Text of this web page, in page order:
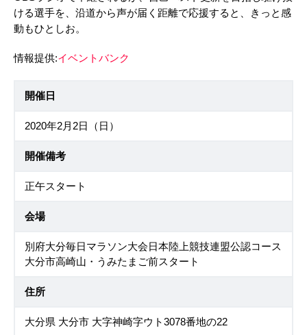
ける選手を、沿道から声が届く距離で応援すると、きっと感
動もひとしお。
情報提供:イベントバンク
開催日
2020年2月2日（日）
開催備考
正午スタート
会場
別府大分毎日マラソン大会日本陸上競技連盟公認コース
大分市高崎山・うみたまご前スタート
住所
大分県 大分市 大字神崎字ウト3078番地の22